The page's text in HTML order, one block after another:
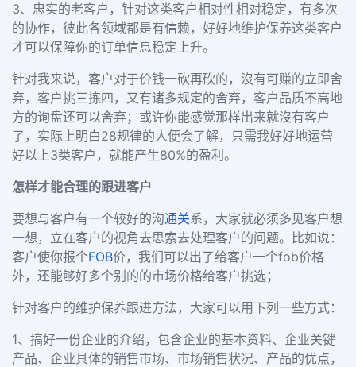
3、忠实的老客户，针对这类客户相对性相对稳定，有多次
的协作，彼此各领域都是有信赖，好好地维护保养这类客户
才可以保障你的订单信息稳定上升。
针对我来说，客户对于价钱一砍再砍的，沒有可赚的立即舍
弃，客户挑三拣四，又有诸多规定的舍弃，客户品质不高地
方的询盘还可以舍弃；或许你能感觉那样出来就沒有客户
了，实际上明白28规律的人便会了解，只需我好好地运营
好以上3类客户，就能产生80%的盈利。
怎样才能合理的跟进客户
要想与客户有一个较好的沟通关系，大家就必须多见客户想
一想，立在客户的视角去思索去处理客户的问题。
比如说：
客户使你报个FOB价，我们可以出了给客户一个fob价格
外，还能够好多个别的的市场价格给客户挑选；
针对客户的维护保养跟进方法，大家可以用下列一些方式：
1、搞好一份企业的介绍，包含企业的基本资料、企业关键
产品、企业具体的销售市场、市场销售状况、产品的优点，